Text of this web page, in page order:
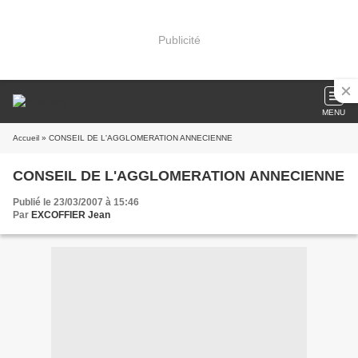
Publicité
MENU
Accueil » CONSEIL DE L'AGGLOMERATION ANNECIENNE
CONSEIL DE L'AGGLOMERATION ANNECIENNE
Publié le 23/03/2007 à 15:46
Par EXCOFFIER Jean